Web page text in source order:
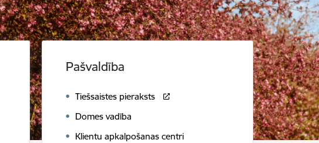
Pašvaldība
Tiešsaistes pieraksts
Domes vadība
Klientu apkalpošanas centri